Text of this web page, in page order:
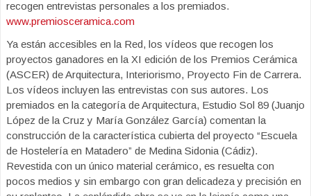
recogen entrevistas personales a los premiados.
www.premiosceramica.com
Ya están accesibles en la Red, los vídeos que recogen los
proyectos ganadores en la XI edición de los Premios Cerámica
(ASCER) de Arquitectura, Interiorismo, Proyecto Fin de Carrera.
Los vídeos incluyen las entrevistas con sus autores. Los
premiados en la categoría de Arquitectura, Estudio Sol 89 (Juanjo
López de la Cruz y María González García) comentan la
construcción de la característica cubierta del proyecto “Escuela
de Hostelería en Matadero” de Medina Sidonia (Cádiz).
Revestida con un único material cerámico, es resuelta con
pocos medios y sin embargo con gran delicadeza y precisión en